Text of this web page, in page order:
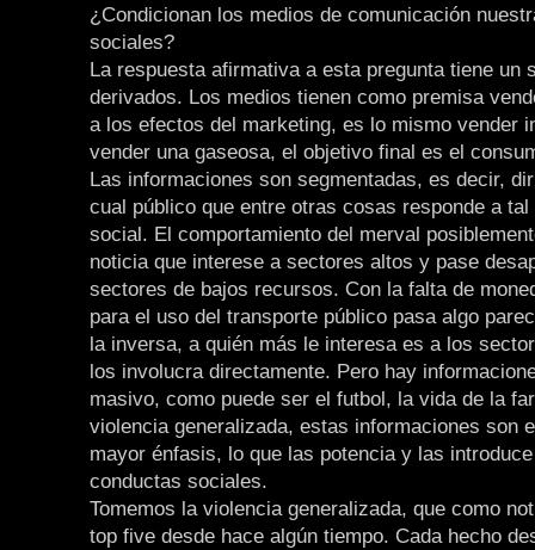
¿Condicionan los medios de comunicación
sociales?
La respuesta afirmativa a esta pregunta tiene un
derivados. Los medios tienen como premisa
a los efectos del marketing, es lo mismo vender
vender una gaseosa, el objetivo final es el
Las informaciones son segmentadas, es decir,
cual público que entre otras cosas responde a
social. El comportamiento del merval
noticia que interese a sectores altos y pase
sectores de bajos recursos. Con la falta de
para el uso del transporte público pasa algo
la inversa, a quién más le interesa es a los
los involucra directamente. Pero hay
masivo, como puede ser el futbol, la vida de la
violencia generalizada, estas informaciones son
mayor énfasis, lo que las potencia y las
conductas sociales.
Tomemos la violencia generalizada, que como
top five desde hace algún tiempo. Cada hecho